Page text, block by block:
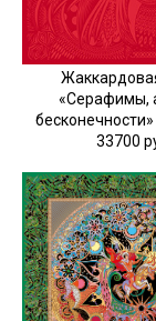
«Серафимы,
33700